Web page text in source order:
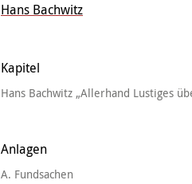
Hans Bachwitz
Kapitel
Hans Bachwitz „Allerhand Lustiges
Anlagen
A. Fundsachen